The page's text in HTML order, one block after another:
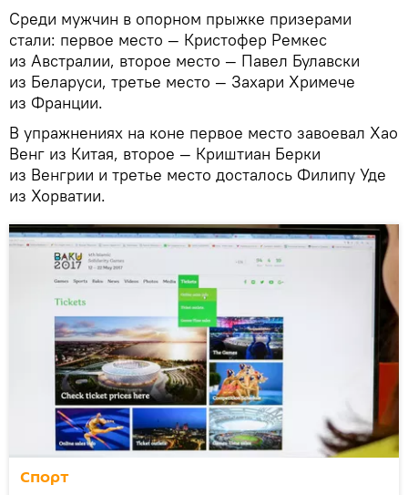
Среди мужчин в опорном прыжке призерами
стали: первое место — Кристофер Ремкес
из Австралии, второе место — Павел Булавски
из Беларуси, третье место — Захари Хримече
из Франции.
В упражнениях на коне первое место завоевал Хао
Венг из Китая, второе — Криштиан Берки
из Венгрии и третье место досталось Филипу Уде
из Хорватии.
Спорт